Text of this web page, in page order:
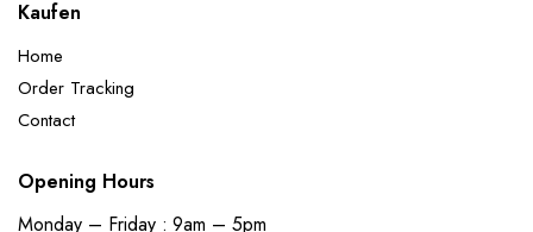
Kaufen
Home
Order Tracking
Contact
Opening Hours
Monday – Friday : 9am – 5pm